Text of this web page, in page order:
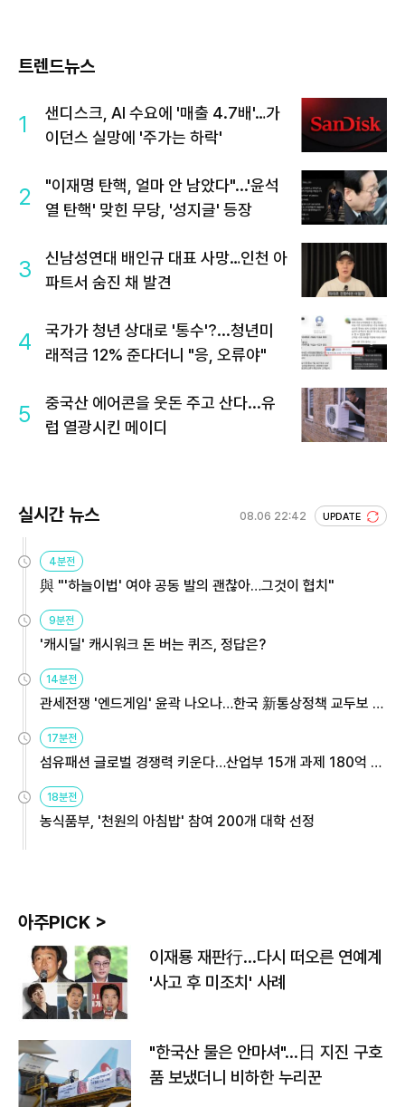
트렌드뉴스
1
샌디스크, AI 수요에 '매출 4.7배'…가
이던스 실망에 '주가는 하락'
2
"이재명 탄핵, 얼마 안 남았다"...'윤석
열 탄핵' 맞힌 무당, '성지글' 등장
3
신남성연대 배인규 대표 사망…인천 아
파트서 숨진 채 발견
4
국가가 청년 상대로 '통수'?...청년미
래적금 12% 준다더니 "응, 오류야"
5
중국산 에어콘을 웃돈 주고 산다...유
럽 열광시킨 메이디
실시간 뉴스 08.06 22:42 UPDATE
4분전
與 "'하늘이법' 여야 공동 발의 괜찮아…그것이 협치"
9분전
'캐시딜' 캐시워크 돈 버는 퀴즈, 정답은?
14분전
관세전쟁 '엔드게임' 윤곽 나오나…한국 新통상정책 교두보 활
17분전
섬유패션 글로벌 경쟁력 키운다…산업부 15개 과제 180억 지
18분전
농식품부, '천원의 아침밥' 참여 200개 대학 선정
아주PICK >
이재룡 재판行…다시 떠오른 연예계
'사고 후 미조치' 사례
"한국산 물은 안마셔"…日 지진 구호
품 보냈더니 비하한 누리꾼